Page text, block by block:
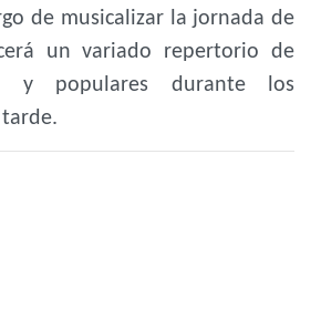
de musicalizar la jornada de
un variado repertorio de
y populares durante los